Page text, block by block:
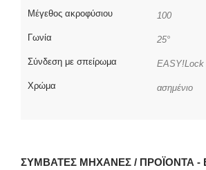
Μέγεθος ακροφύσιου 100
Γωνία 25°
Σύνδεση με σπείρωμα EASY!Lock
Χρώμα ασημένιο
ΣΥΜΒΑΤΈΣ ΜΗΧΑΝΈΣ / ΠΡΟΪΌΝΤΑ -